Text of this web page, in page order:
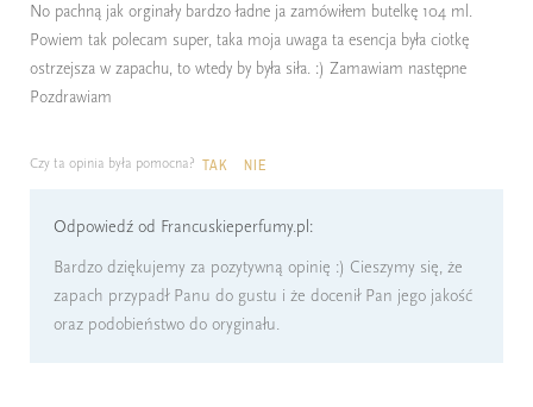
No pachną jak orginały bardzo ładne ja zamówiłem butelkę 104 ml.
Powiem tak polecam super, taka moja uwaga ta esencja była ciotkę
ostrzejsza w zapachu, to wtedy by była siła. :) Zamawiam następne
Pozdrawiam
Czy ta opinia była pomocna? TAK NIE
Odpowiedź od Francuskieperfumy.pl:
Bardzo dziękujemy za pozytywną opinię :) Cieszymy się, że
zapach przypadł Panu do gustu i że docenił Pan jego jakość
oraz podobieństwo do oryginału.